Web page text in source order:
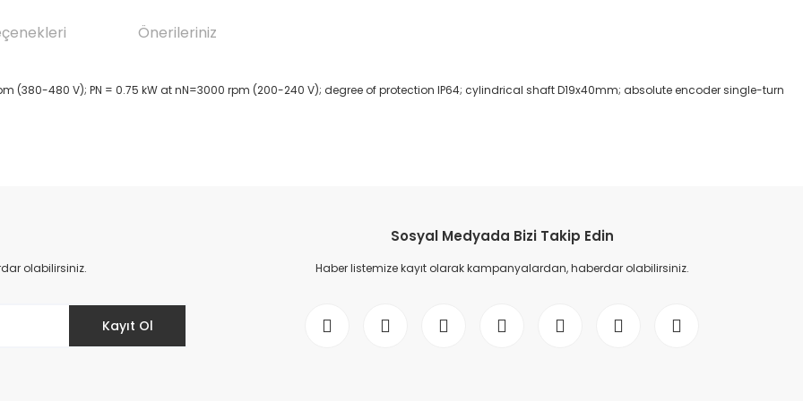
Önerileriniz
rpm (380-480 V); PN = 0.75 kW at nN=3000 rpm (200-240 V); degree of protection IP64; cylindrical shaft D19x40mm; absolute encoder single-turn
olabilirsiniz.
Kayıt Ol
Sosyal Medyada Bizi Takip Edin
Haber listemize kayıt olarak kampanyalardan, haberdar olabilirsiniz.